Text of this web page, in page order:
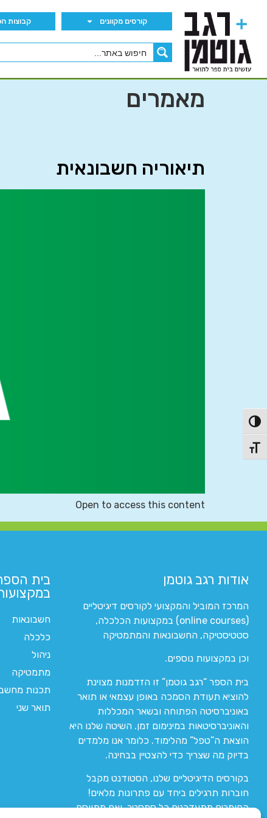
הפעל/כבה ניגודיות גבוהה
מתג גודל גופן
קורסים מקוונים קבוצות הWhatsApp
מאמרים
תיאוריה חשבונאית
Open to access this content
אודות רגב גוטמן
המרכז המוביל והמקצועי לקורסים דיגיטליים
(online courses) במקצועות הכלכלה,
סטטיסטיקה, החשבונאות והמתמטיקה
וכן במקצועות נוספים.
בית הספר “רגב גוטמן” זו הזדמנות מצוינת
להוציא תעודת הסמכה באופן עצמאי או תואר
באוניברסיטה הפתוחה ובשאר המכללות
והאוניברסיטאות במינימום זמן. השיטה שלנו היא
הוצאת ה”טפל” מהלימוד. כלומר אנו מלמדים
בדיוק מה שצריך כדי להצטיין בבחינה.
בקורסים הדיגיטליים שלנו, הסטודנט מקבל
חוברות תרגילים ביחד עם פתרונות מלאים!
החומרים מתעדכנים כל סמסטר, ואם מתווסף
בית
חשבונאות
כלכלה
ניהול
מתמטיקה
תכנות מחשב
תואר שני